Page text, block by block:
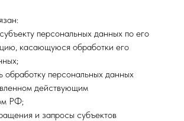
персональных данных по его
касающуюся обработки его
обработку персональных данных
действующим
РФ;
и запросы субъектов